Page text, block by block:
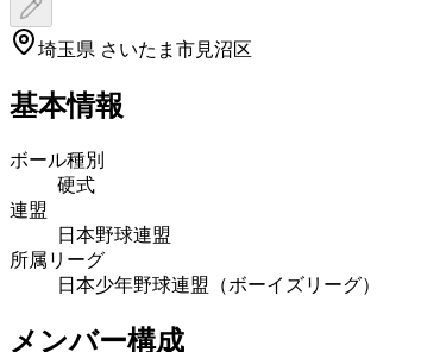
埼玉県 さいたま市見沼区
基本情報
ボール種別
硬式
連盟
日本野球連盟
所属リーグ
日本少年野球連盟（ボーイズリーグ）
メンバー構成